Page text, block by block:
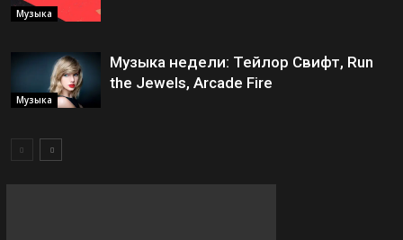
Музыка
Музыка
Музыка недели: Тейлор Свифт, Run
the Jewels, Arcade Fire